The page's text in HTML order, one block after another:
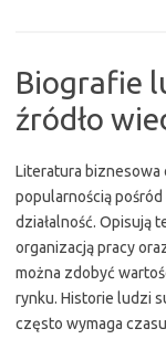
Biografie
źródło
Literatura biznesowa
popularnością
działalność. Opisują
organizacją pracy
można zdobyć
rynku. Historie ludzi
często wymaga